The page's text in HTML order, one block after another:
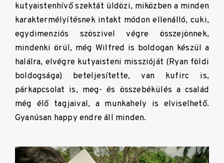
kutyaistenhívő szektát üldözi, miközben a minden
karaktermélyítésnek intakt módon ellenálló, cuki,
egydimenziós szöszivel végre összejönnek,
mindenki örül, még Wilfred is boldogan készül a
halálra, elvégre kutyaisteni misszióját (Ryan földi
boldogsága) beteljesítette, van kufirc is,
párkapcsolat is, meg- és összebékülés a család
még élő tagjaival, a munkahely is elviselhető.
Gyanúsan happy endre áll minden.